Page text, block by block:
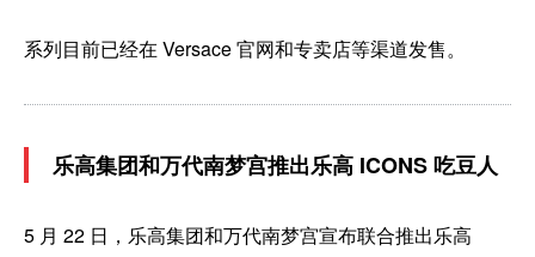
系列目前已经在 Versace 官网和专卖店等渠道发售。
乐高集团和万代南梦宫推出乐高 ICONS 吃豆人
5 月 22 日，乐高集团和万代南梦宫宣布联合推出乐高